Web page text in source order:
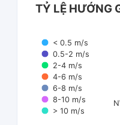
TỶ LỆ HƯỚNG
< 0.5 m/s
0.5-2 m/s
2-4 m/s
4-6 m/s
6-8 m/s
8-10 m/s
> 10 m/s